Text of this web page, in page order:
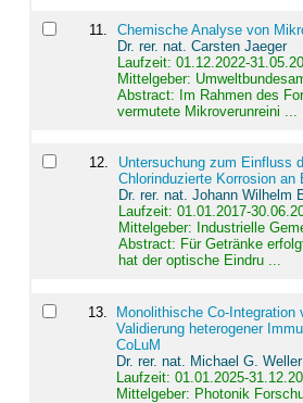
11
Chemische Analyse von
Dr. rer. nat. Carsten Jaeger
Laufzeit: 01.12.2022-
Mittelgeber:
Abstract: Im Rahmen des
vermutete Mikroverunreini ...
12.
Untersuchung zum Einfluss
Chlorinduzierte Korrosion an
Dr. rer. nat. Johann Wilhelm
Laufzeit: 01.01.2017-
Mittelgeber: Industrielle
Abstract: Für Getränke
hat der optische Eindru ...
13.
Monolithische Co-
Validierung heterogener
CoLuM
Dr. rer. nat. Michael G. Weller
Laufzeit: 01.01.2025-
Mittelgeber: Photonik